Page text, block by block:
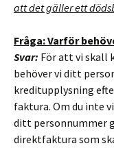
att det gäller ett
Fråga: Varför
Svar: För att vi skall
behöver vi ditt
kreditupplysning
faktura. Om du inte
ditt personnummer
direktfaktura som